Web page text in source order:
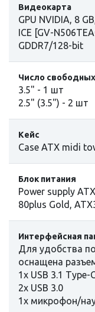
Видеокарта
GPU NVIDIA, 8
ICE [GV-
GDDR7/128-bit
Число
3.5" - 1 шт
2.5" (3.5") - 2 шт
Кейс
Case ATX midi
Блок питания
Power supply
80plus Gold,
Интерфейсная
Для удобства
оснащена
1х USB 3.1 Type-
2х USB 3.0
1x микрофон/